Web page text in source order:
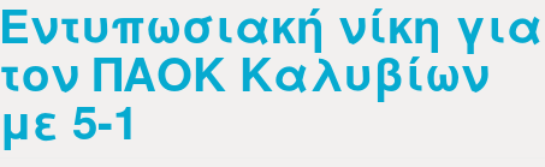
Εντυπωσιακή νίκη για
τον ΠΑΟΚ Καλυβίων
με 5-1